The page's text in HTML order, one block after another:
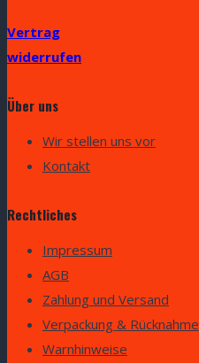
Vertrag
widerrufen
Über uns
Wir stellen uns vor
Kontakt
Rechtliches
Impressum
AGB
Zahlung und Versand
Verpackung & Rücknahme
Warnhinweise